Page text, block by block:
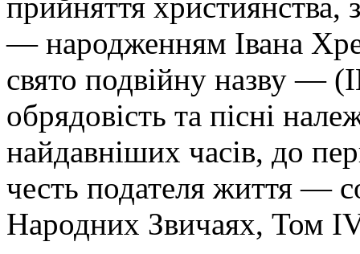
— народженням Івана
свято подвійну назву
обрядовість та пісні
найдавніших часів, до
честь подателя життя —
Народних Звичаях, Том